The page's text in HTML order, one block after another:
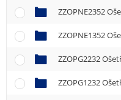
ZZOPNE2352
ZZOPNE1352